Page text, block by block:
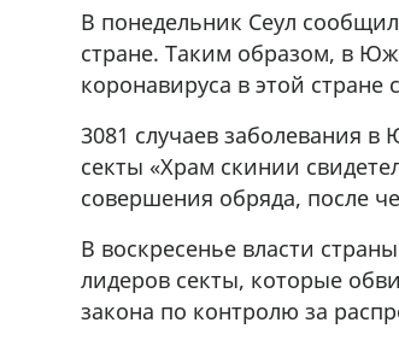
В понедельник Сеул
стране. Таким образом, в
коронавируса в этой стране
3081 случаев заболевания в
секты «Храм скинии
совершения обряда, после
В воскресенье власти
лидеров секты, которые
закона по контролю за